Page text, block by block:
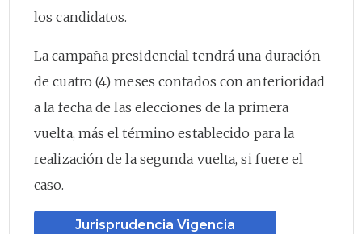
los candidatos.
La campaña presidencial tendrá una duración
de cuatro (4) meses contados con anterioridad
a la fecha de las elecciones de la primera
vuelta, más el término establecido para la
realización de la segunda vuelta, si fuere el
caso.
Jurisprudencia Vigencia